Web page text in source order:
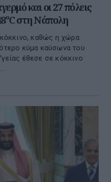
και οι 27 πόλεις
στη Νάπολη
κόκκινο, καθώς η χώρα
κύμα καύσωνα του
έθεσε σε κόκκινο